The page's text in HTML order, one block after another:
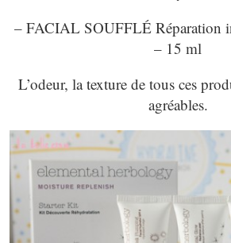
– FACIAL SOUFFLÉ Réparation
– 15 ml
L’odeur, la texture de tous ces
agréables.